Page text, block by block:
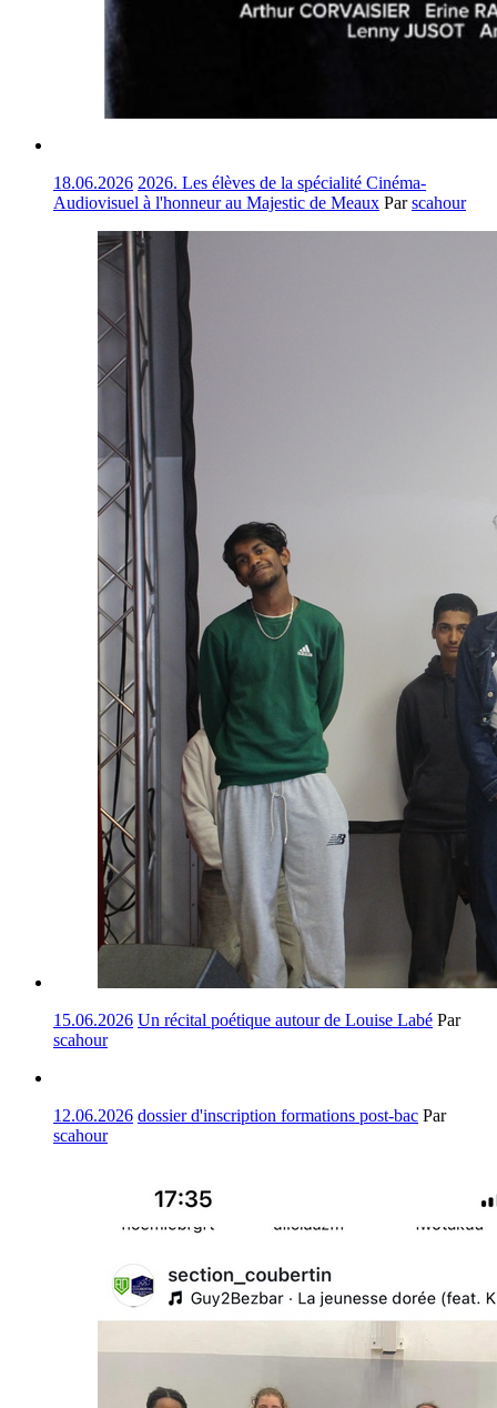
18.06.2026 2026. Les élèves de la spécialité Cinéma-
Audiovisuel à l'honneur au Majestic de Meaux Parscahour
15.06.2026 Un récital poétique autour de Louise Labé Par
scahour
12.06.2026 dossier d'inscription formations post-bac Par
scahour